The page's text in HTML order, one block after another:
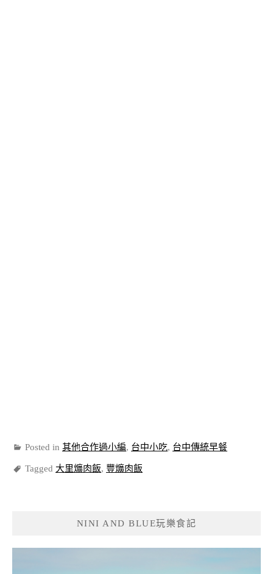
Posted in 其他合作過小編, 台中小吃, 台中傳統早餐
Tagged 大里爌肉飯, 豐爌肉飯
NINI AND BLUE玩樂食記